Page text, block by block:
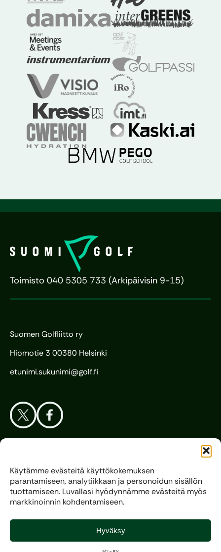
Käytämme evästeitä käyttökokemuksen
parantamiseen, analytiikkaan ja personoidun sisällön
tuottamiseen. Luvallasi hyödynnämme evästeitä myös
markkinoinnin kohdentamiseen.
Hyväksy
Toimisto 040 5305 733 (Arkipäivisin 9-15)
Suomen Golfliitto ry
Hiomotie 3 00380 Helsinki
etunimi.sukunimi@golf.fi
Liitto
Kilpagolf